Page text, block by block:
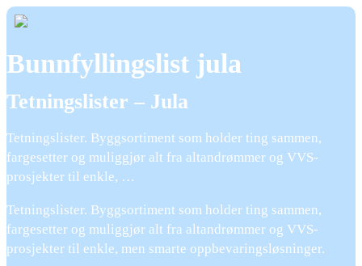
Bunnfyllingslist jula
Tetningslister – Jula
Tetningslister. Byggsortiment som holder ting sammen,
fargesetter og muliggjør alt fra altandrømmer og VVS-
prosjekter til enkle, …
Tetningslister. Byggsortiment som holder ting sammen,
fargesetter og muliggjør alt fra altandrømmer og VVS-
prosjekter til enkle, men smarte oppbevaringsløsninger.